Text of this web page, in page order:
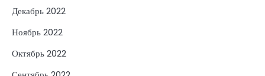
Декабрь 2022
Ноябрь 2022
Октябрь 2022